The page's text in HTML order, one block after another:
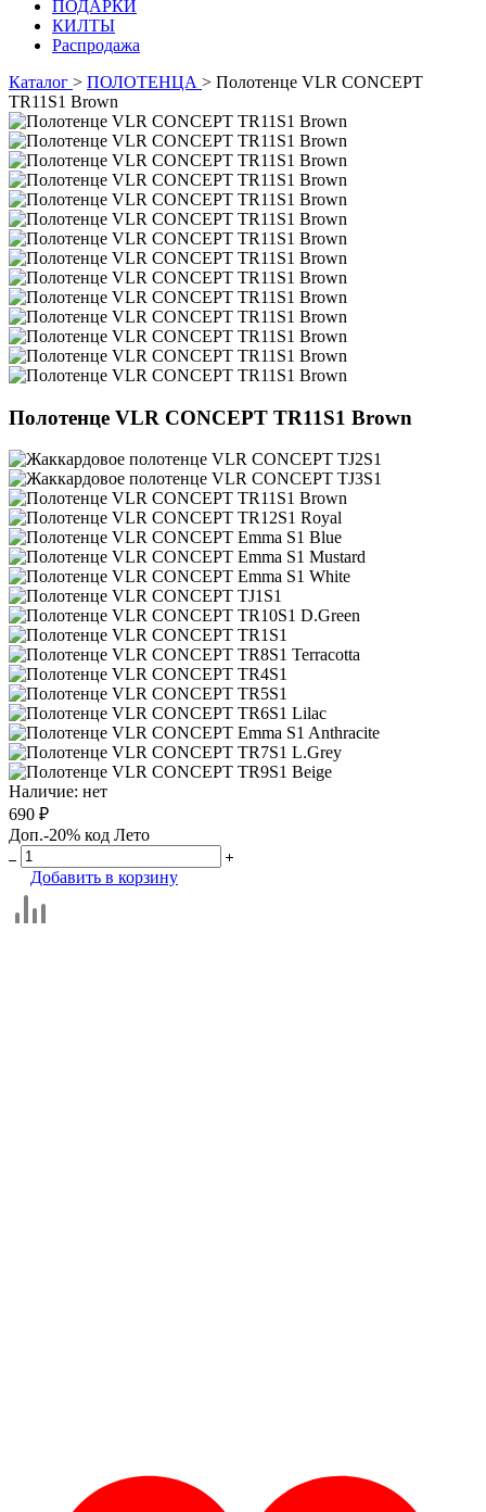
ПОДАРКИ
КИЛТЫ
Распродажа
Каталог > ПОЛОТЕНЦА > Полотенце VLR CONCEPT
TR11S1 Brown
Полотенце VLR CONCEPT TR11S1 Brown
Наличие: нет
690 ₽
Доп.-20% код Лето
Добавить в корзину